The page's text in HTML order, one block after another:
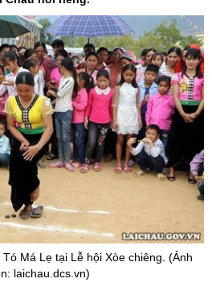
Má Lẹ tại Lễ hội Xòe chiêng. (Ảnh
laichau.dcs.vn)